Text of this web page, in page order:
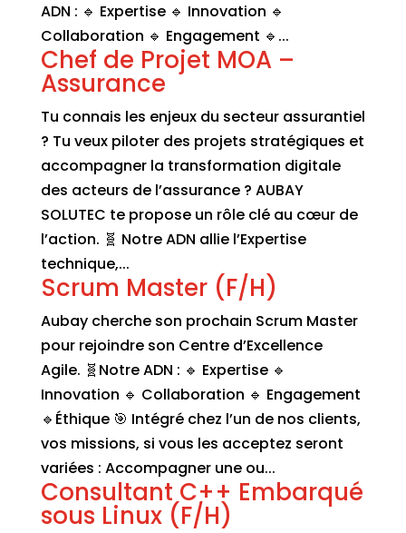
ADN : 🔹 Expertise 🔹 Innovation 🔹
Collaboration 🔹 Engagement 🔹...
Chef de Projet MOA –
Assurance
Tu connais les enjeux du secteur assurantiel
? Tu veux piloter des projets stratégiques et
accompagner la transformation digitale
des acteurs de l’assurance ? AUBAY
SOLUTEC te propose un rôle clé au cœur de
l’action. 🧬 Notre ADN allie l’Expertise
technique,...
Scrum Master (F/H)
Aubay cherche son prochain Scrum Master
pour rejoindre son Centre d’Excellence
Agile. 🧬Notre ADN : 🔹 Expertise 🔹
Innovation 🔹 Collaboration 🔹 Engagement
🔹Éthique 🎯 Intégré chez l’un de nos clients,
vos missions, si vous les acceptez seront
variées : Accompagner une ou...
Consultant C++ Embarqué
sous Linux (F/H)